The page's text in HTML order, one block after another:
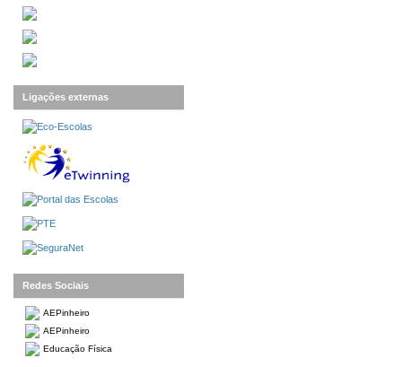
Ligações externas
Redes Sociais
AEPinheiro
AEPinheiro
Educação Física